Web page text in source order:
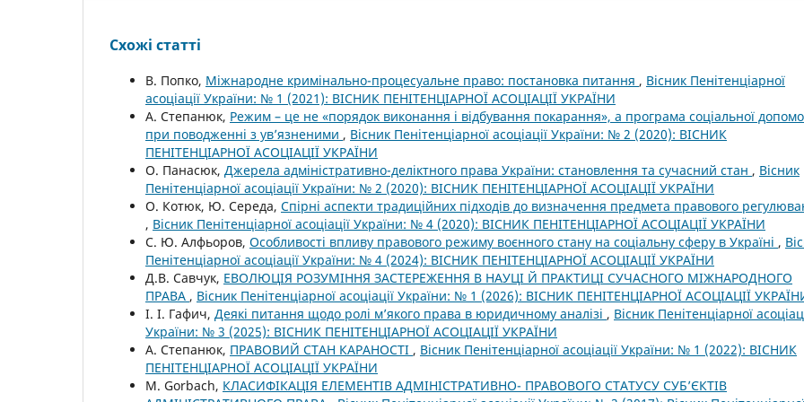
Схожі статті
В. Попко, Міжнародне кримінально-процесуальне право: постановка питання , Вісник Пенітенціарної
асоціації України: № 1 (2021): ВІСНИК ПЕНІТЕНЦІАРНОЇ АСОЦІАЦІЇ УКРАЇНИ
А. Степанюк, Режим – це не «порядок виконання і відбування покарання», а програма соціальної
при поводженні з ув’язненими , Вісник Пенітенціарної асоціації України: № 2 (2020): ВІСНИК
ПЕНІТЕНЦІАРНОЇ АСОЦІАЦІЇ УКРАЇНИ
О. Панасюк, Джерела адміністративно-деліктного права України: становлення та сучасний стан , Вісник
Пенітенціарної асоціації України: № 2 (2020): ВІСНИК ПЕНІТЕНЦІАРНОЇ АСОЦІАЦІЇ УКРАЇНИ
О. Котюк, Ю. Середа, Спірні аспекти традиційних підходів до визначення предмета правового
, Вісник Пенітенціарної асоціації України: № 4 (2020): ВІСНИК ПЕНІТЕНЦІАРНОЇ АСОЦІАЦІЇ УКРАЇНИ
С. Ю. Алфьоров, Особливості впливу правового режиму воєнного стану на соціальну сферу в Україні ,
Пенітенціарної асоціації України: № 4 (2024): ВІСНИК ПЕНІТЕНЦІАРНОЇ АСОЦІАЦІЇ УКРАЇНИ
Д.В. Савчук, ЕВОЛЮЦІЯ РОЗУМІННЯ ЗАСТЕРЕЖЕННЯ В НАУЦІ Й ПРАКТИЦІ СУЧАСНОГО МІЖНАРОДНОГО
ПРАВА , Вісник Пенітенціарної асоціації України: № 1 (2026): ВІСНИК ПЕНІТЕНЦІАРНОЇ АСОЦІАЦІЇ
І. І. Гафич, Деякі питання щодо ролі м’якого права в юридичному аналізі , Вісник Пенітенціарної
України: № 3 (2025): ВІСНИК ПЕНІТЕНЦІАРНОЇ АСОЦІАЦІЇ УКРАЇНИ
А. Степанюк, ПРАВОВИЙ СТАН КАРАНОСТІ , Вісник Пенітенціарної асоціації України: № 1 (2022): ВІСНИК
ПЕНІТЕНЦІАРНОЇ АСОЦІАЦІЇ УКРАЇНИ
M. Gorbach, КЛАСИФІКАЦІЯ ЕЛЕМЕНТІВ АДМІНІСТРАТИВНО- ПРАВОВОГО СТАТУСУ СУБ’ЄКТІВ